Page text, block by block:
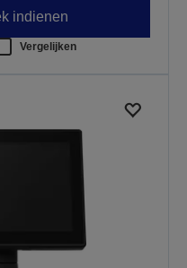
indienen
Vergelijken